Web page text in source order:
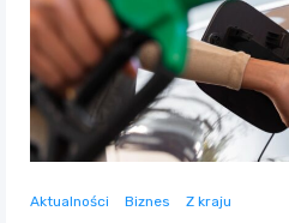
Aktualności Biznes Z kraju